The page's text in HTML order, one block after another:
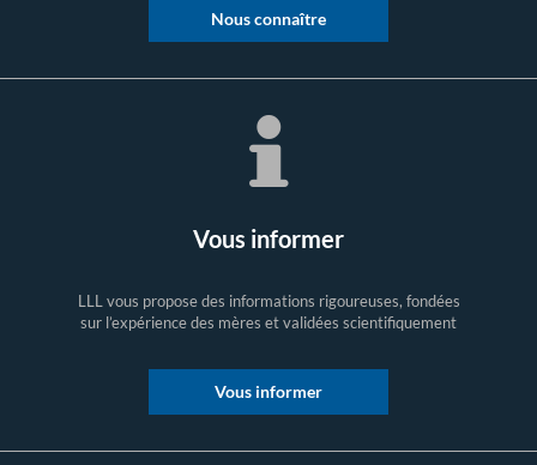
Nous connaître
Vous informer
LLL vous propose des informations rigoureuses, fondées
sur l’expérience des mères et validées scientifiquement
Vous informer